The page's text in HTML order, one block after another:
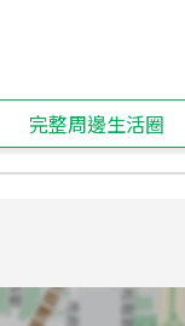
完整周邊生活圈